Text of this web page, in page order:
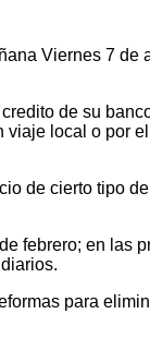
Viernes 7 de
de su
viaje local o por
de cierto tipo
febrero; en las
para